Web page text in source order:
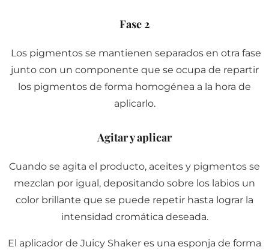
Fase 2
Los pigmentos se mantienen separados en otra fase
junto con un componente que se ocupa de repartir
los pigmentos de forma homogénea a la hora de
aplicarlo.
Agitar y aplicar
Cuando se agita el producto, aceites y pigmentos se
mezclan por igual, depositando sobre los labios un
color brillante que se puede repetir hasta lograr la
intensidad cromática deseada.
El aplicador de Juicy Shaker es una esponja de forma